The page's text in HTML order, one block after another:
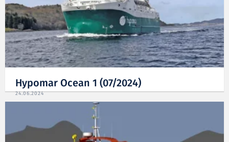
Hypomar Ocean 1 (07/2024)
24.06.2024